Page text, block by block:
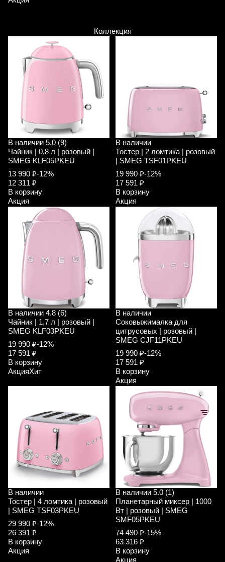
Коллекция
В наличии 5.0 (9)
Чайник | 0,8 л | розовый |
SMEG KLF05PKEU
13 990 ₽-12%
12 311 ₽
В корзину
Акция
В наличии
Тостер | 2 ломтика | розовый
| SMEG TSF01PKEU
19 990 ₽-12%
17 591 ₽
В корзину
Акция
В наличии 4.8 (6)
Чайник | 1,7 л | розовый |
SMEG KLF03PKEU
19 990 ₽-12%
17 591 ₽
В корзину
АкцияХит
В наличии
Соковыжималка для
цитрусовых | розовый |
SMEG CJF11PKEU
19 990 ₽-12%
17 591 ₽
В корзину
Акция
В наличии
Тостер | 4 ломтика | розовый
| SMEG TSF03PKEU
29 990 ₽-12%
26 391 ₽
В корзину
Акция
В наличии 5.0 (1)
Планетарный миксер | 1000
Вт | розовый | SMEG
SMF05PKEU
74 490 ₽-15%
63 316 ₽
В корзину
Акция